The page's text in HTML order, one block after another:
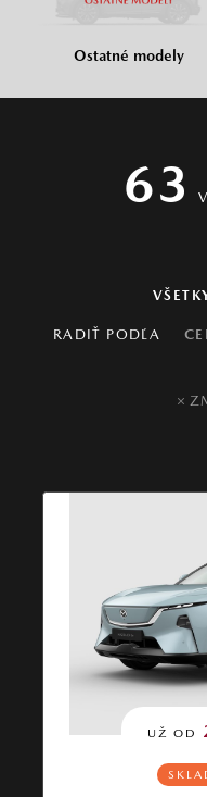
Ostatné modely
63
RADIŤ PODĽA
UŽ OD